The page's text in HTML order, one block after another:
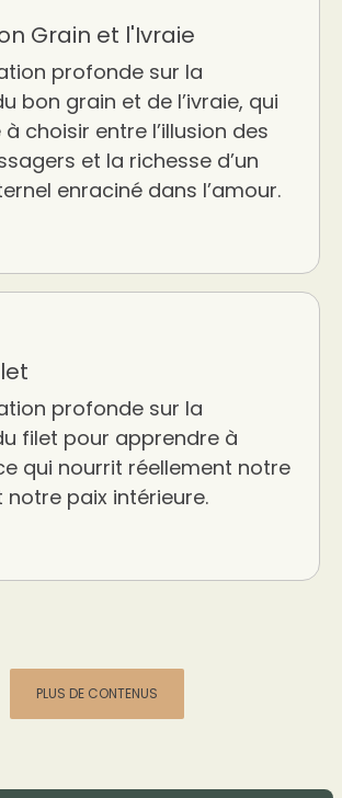
Grain et l'Ivraie
profonde sur la
bon grain et de l’ivraie, qui
choisir entre l’illusion des
et la richesse d’un
enraciné dans l’amour.
profonde sur la
filet pour apprendre à
qui nourrit réellement notre
notre paix intérieure.
PLUS DE CONTENUS